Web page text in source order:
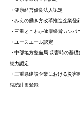
・健康経営優良法人認定
・みえの働き方改革推進企業登
・三重とこわか健康経営カンパ
・ユースエール認定
・中部地方整備局 災害時の基
続力認定
・三重県建設企業における災害
継続計画登録